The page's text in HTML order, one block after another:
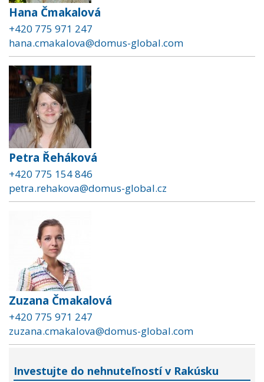
Hana Čmakalová
+420 775 971 247
hana.cmakalova@domus-global.com
Petra Řeháková
+420 775 154 846
petra.rehakova@domus-global.cz
Zuzana Čmakalová
+420 775 971 247
zuzana.cmakalova@domus-global.com
Investujte do nehnuteľností v Rakúsku